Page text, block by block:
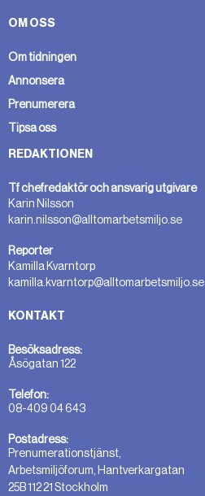
OM OSS
Om tidningen
Annonsera
Prenumerera
Tipsa oss
REDAKTIONEN
Tf chefredaktör och ansvarig utgivare
Karin Nilsson
karin.nilsson@alltomarbetsmiljo.se
Reporter
Kamilla Kvarntorp
kamilla.kvarntorp@alltomarbetsmiljo.se
KONTAKT
Besöksadress:
Åsögatan 122
Telefon:
08-409 04 643
Postadress:
Prenumerationstjänst,
Arbetsmiljöforum, Hantverkargatan
25B 112 21 Stockholm